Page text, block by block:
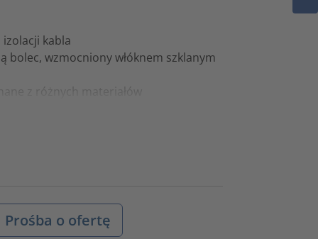
kabla
bolec, wzmocniony włóknem szklanym
z różnych materiałów
Prośba o ofertę